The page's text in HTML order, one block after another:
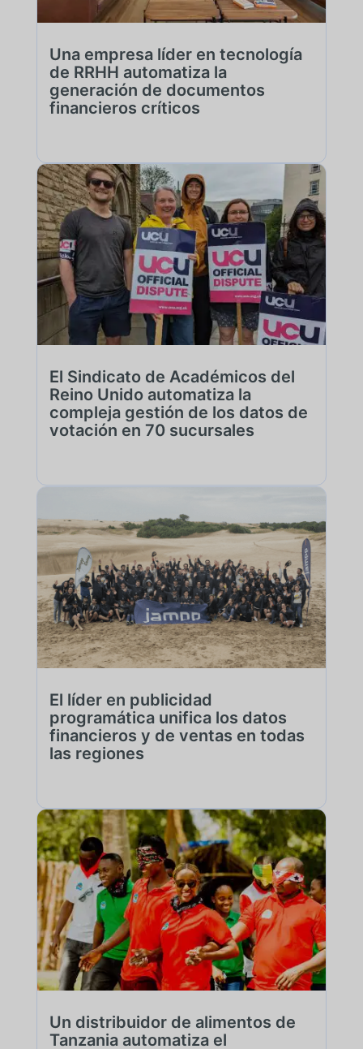
Un distribuidor de alimentos de
Tanzania automatiza el
El líder en publicidad
programática unifica los datos
financieros y de ventas en todas
las regiones
El Sindicato de Académicos del
Reino Unido automatiza la
compleja gestión de los datos de
votación en 70 sucursales
Una empresa líder en tecnología
de RRHH automatiza la
generación de documentos
financieros críticos